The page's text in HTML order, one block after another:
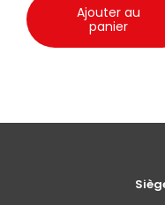
Ajouter au
panier